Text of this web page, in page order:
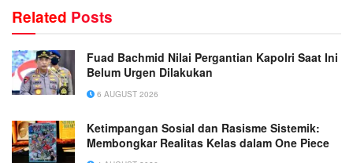
Related Posts
Fuad Bachmid Nilai Pergantian Kapolri Saat Ini
Belum Urgen Dilakukan
6 AUGUST 2026
Ketimpangan Sosial dan Rasisme Sistemik:
Membongkar Realitas Kelas dalam One Piece